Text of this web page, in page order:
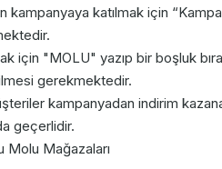
katılmak için
için "MOLU" yazıp bir boşluk
gerekmektedir.
kampanyadan indirim
geçerlidir.
Molu Mağazaları